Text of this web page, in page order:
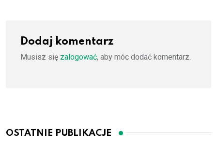
Dodaj komentarz
Musisz się zalogować, aby móc dodać komentarz.
OSTATNIE PUBLIKACJE